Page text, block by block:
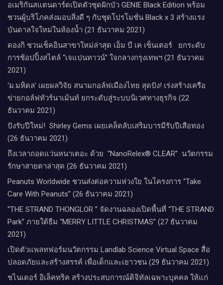
อเมริกันสแตนดาร์ดเปิดตัวชุดฝักบัว GENIE Black Edition พร้อม
ชวนผู้บริโภคส่งมอบสิ่งดี ๆ กับชุดโปรโมชั่น Black x 3 สร้างแรง
บันดาลใจใหม่ในห้องน้ำ (21 ธันวาคม 2021)
ดองกิ ชวนเช็คอินสาขาใหม่ล่าสุด เอ็ม บี เค เซ็นเตอร์ ยกระดับ
การช้อปปิ้งสไตล์ “เจแปนทาวน์” ใจกลางกรุงเทพฯ (21 ธันวาคม
2021)
‘ม.มหิดล’ เผยผลวิจัย สนามกอล์ฟเมืองไทย สุดปัง! เร่งสร้างเครือ
ข่ายกอล์ฟทัวร์นาเม้นท์ ยกระดับสู่ระบบนิเวศทางธุรกิจ (22
ธันวาคม 2021)
ปังรับปีใหม่​! ​ Shirley Gems เผยเคล็ดลับ​เสริมบารมีรับปีเสือทอง
(26 ธันวาคม 2021)
ถึงเวลาถอดแว่นหนาเตอะ ด้วย “NanoRelex® CLEAR” นวัตกรรม
รักษาสายตาล่าสุด (26 ธันวาคม 2021)
Peanuts Worldwide ชวนส่งต่อความห่วงใย​ ​ในโครงการ “Take
Care With Peanuts” (26 ธันวาคม 2021)
“THE STRAND THONGLOR ” จัดงานฉลองเปิดพื้นที่ “THE STRAND
Park” ภายใต้ธีม “MERRY LITTLE CHRISTMAS” (27 ธันวาคม
2021)
เปิดตัวแพลทฟอร์มนวัตกรรม Landlab Science Virtual Space สื่อ
ปลอดภัยและสร้างสรรค์ เพื่อเด็กและเยาวชน (29 ธันวาคม 2021)
ชไนเดอร์ อิเล็คทริค สร้างประสบการณ์ดิจิทัลเฉพาะบุคคล ให้แก่